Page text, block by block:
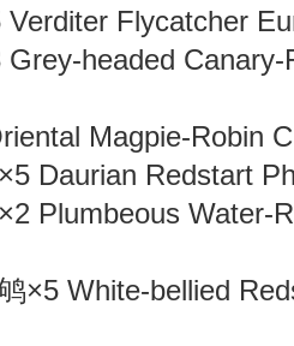
Flycatcher
headed Canary-
Magpie-Robin
Daurian Redstart
Plumbeous Water-
×5 White-bellied